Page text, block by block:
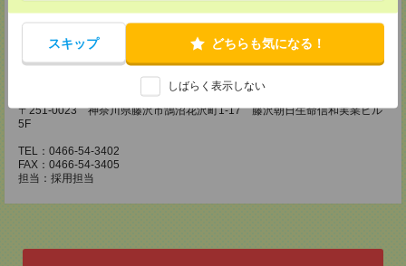
スキップ どちらも気になる！
しばらく表示しない
〒221-0835 神奈川県横浜市神奈川区鶴屋町2-23-2 TSプラザビルディング
5F
TEL：045-320-1901
FAX：044-233-4305
担当：採用担当者
〒251-0023 神奈川県藤沢市鵠沼花沢町1-17 藤沢朝日生命信和実業ビル
5F
TEL：0466-54-3402
FAX：0466-54-3405
担当：採用担当